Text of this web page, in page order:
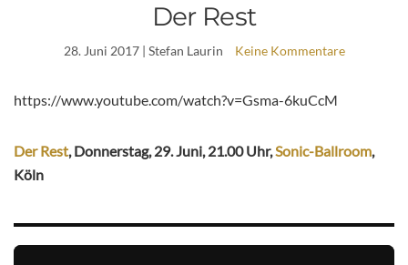
Der Rest
28. Juni 2017| Stefan Laurin Keine Kommentare
https://www.youtube.com/watch?v=Gsma-6kuCcM
Der Rest, Donnerstag, 29. Juni, 21.00 Uhr,Sonic-Ballroom,
Köln